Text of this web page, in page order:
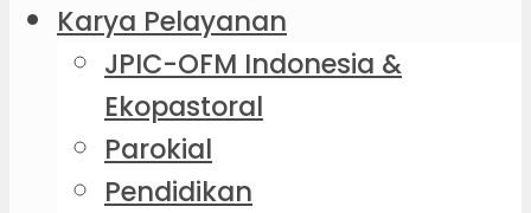
Karya Pelayanan
JPIC-OFM Indonesia &
Ekopastoral
Parokial
Pendidikan